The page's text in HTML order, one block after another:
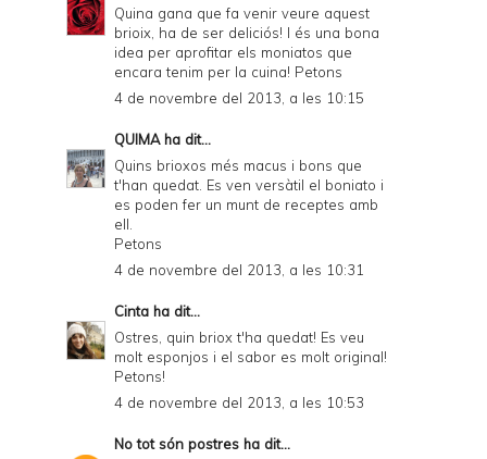
a
n
F
Quina gana que fa venir veure aquest
brioix, ha de ser deliciós! I és una bona
idea per aprofitar els moniatos que
encara tenim per la cuina! Petons
4 de novembre del 2013, a les 10:15
QUIMAha dit...
Quins brioxos més macus i bons que
t'han quedat. Es ven versàtil el boniato i
es poden fer un munt de receptes amb
ell.
Petons
4 de novembre del 2013, a les 10:31
Cinta ha dit...
Ostres, quin briox t'ha quedat! Es veu
molt esponjos i el sabor es molt original!
Petons!
4 de novembre del 2013, a les 10:53
No tot són postres ha dit...